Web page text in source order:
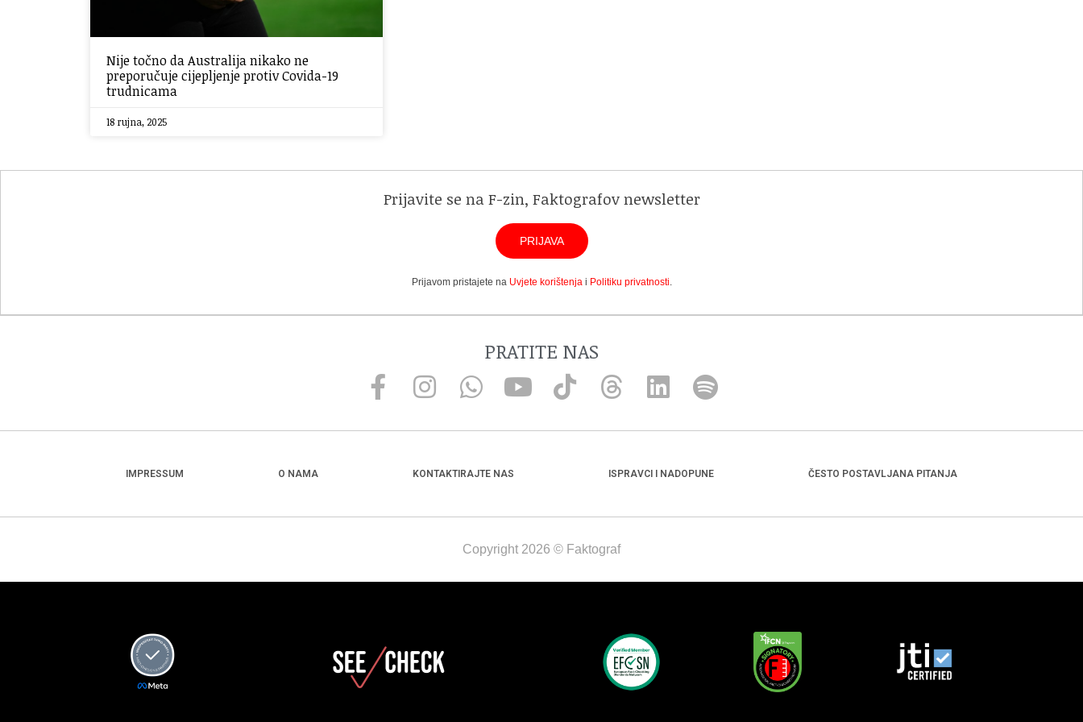
Nije točno da Australija nikako ne
preporučuje cijepljenje protiv Covida-19
trudnicama
18 rujna, 2025
Prijavite se na F-zin, Faktografov newsletter
PRIJAVA
Prijavom pristajete na Uvjete korištenjai Politiku privatnosti.
PRATITE NAS
IMPRESSUM O NAMA KONTAKTIRAJTE NAS ISPRAVCI I NADOPUNE ČESTO POSTAVLJANA PITANJA
Copyright 2026 © Faktograf